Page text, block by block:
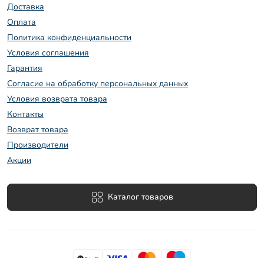
Доставка
Оплата
Политика конфиденциальности
Условия соглашения
Гарантия
Согласие на обработку персональных данных
Условия возврата товара
Контакты
Возврат товара
Производители
Акции
Каталог товаров